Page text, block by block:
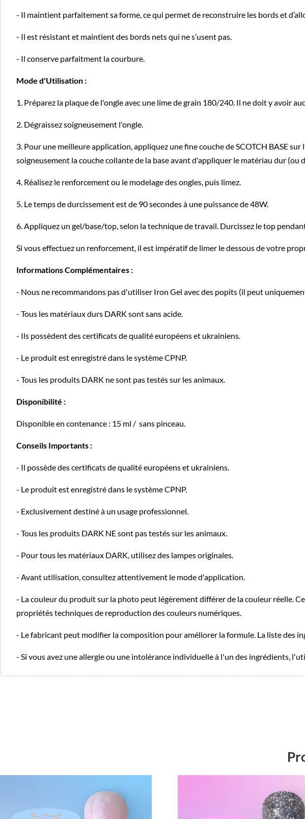
- Il maintient parfaitement sa forme, ce qui permet de reconstruire les bords et
- Il est résistant et maintient des bords nets qui ne s’usent pas.
- Il conserve parfaitment la courbure.
Mode d'Utilisation :
1. Préparez la plaque de l'ongle avec une lime de grain 180/240. Il ne doit y avoir
2. Dégraissez soigneusement l'ongle.
3. Pour une meilleure application, appliquez une fine couche de SCOTCH BASE
soigneusement la couche collante de la base avant d'appliquer le matériau dur (ou
4. Réalisez le renforcement ou le modelage des ongles, puis limez.
5. Le temps de durcissement est de 90 secondes à une puissance de 48W.
6. Appliquez un gel/base/top, selon la technique de travail. Durcissez le top
Si vous effectuez un renforcement, il est impératif de limer le dessous de votre
Informations Complémentaires :
- Nous ne recommandons pas d'utiliser Iron Gel avec des popits (il peut
- Tous les matériaux durs DARK sont sans acide.
- Ils possèdent des certificats de qualité européens et ukrainiens.
- Le produit est enregistré dans le système CPNP.
- Tous les produits DARK ne sont pas testés sur les animaux.
Disponibilité :
Disponible en contenance : 15 ml / sans pinceau.
Conseils Importants :
- Il possède des certificats de qualité européens et ukrainiens.
- Le produit est enregistré dans le système CPNP.
- Exclusivement destiné à un usage professionnel.
- Tous les produits DARK NE sont pas testés sur les animaux.
- Pour tous les matériaux DARK, utilisez des lampes originales.
- Avant utilisation, consultez attentivement le mode d'application.
- La couleur du produit sur la photo peut légèrement différer de la couleur réelle.
propriétés techniques de reproduction des couleurs numériques.
- Le fabricant peut modifier la composition pour améliorer la formule. La liste des
- Si vous avez une allergie ou une intolérance individuelle à l'un des ingrédients,